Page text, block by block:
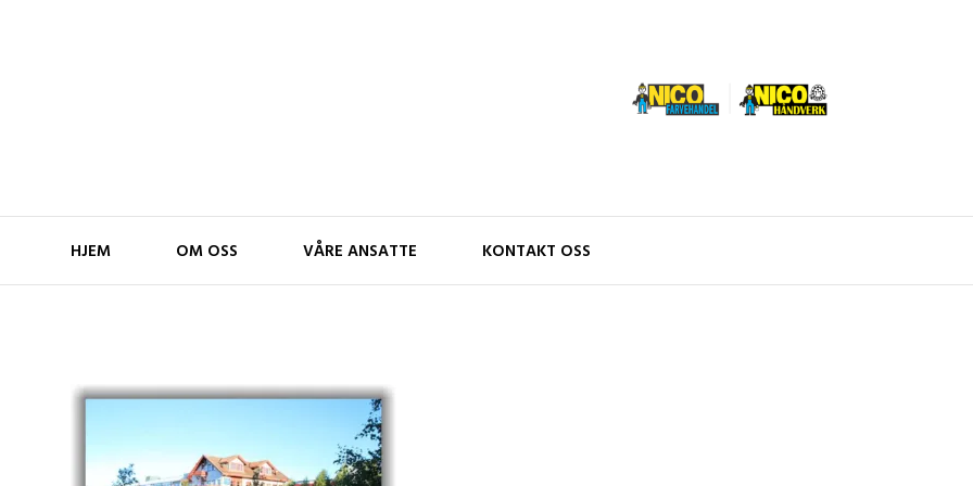
HJEM OM OSS VÅRE ANSATTE KONTAKT OSS